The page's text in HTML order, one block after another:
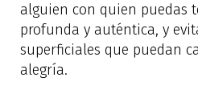
alguien con quien puedas
profunda y auténtica, y
superficiales que puedan
alegría.